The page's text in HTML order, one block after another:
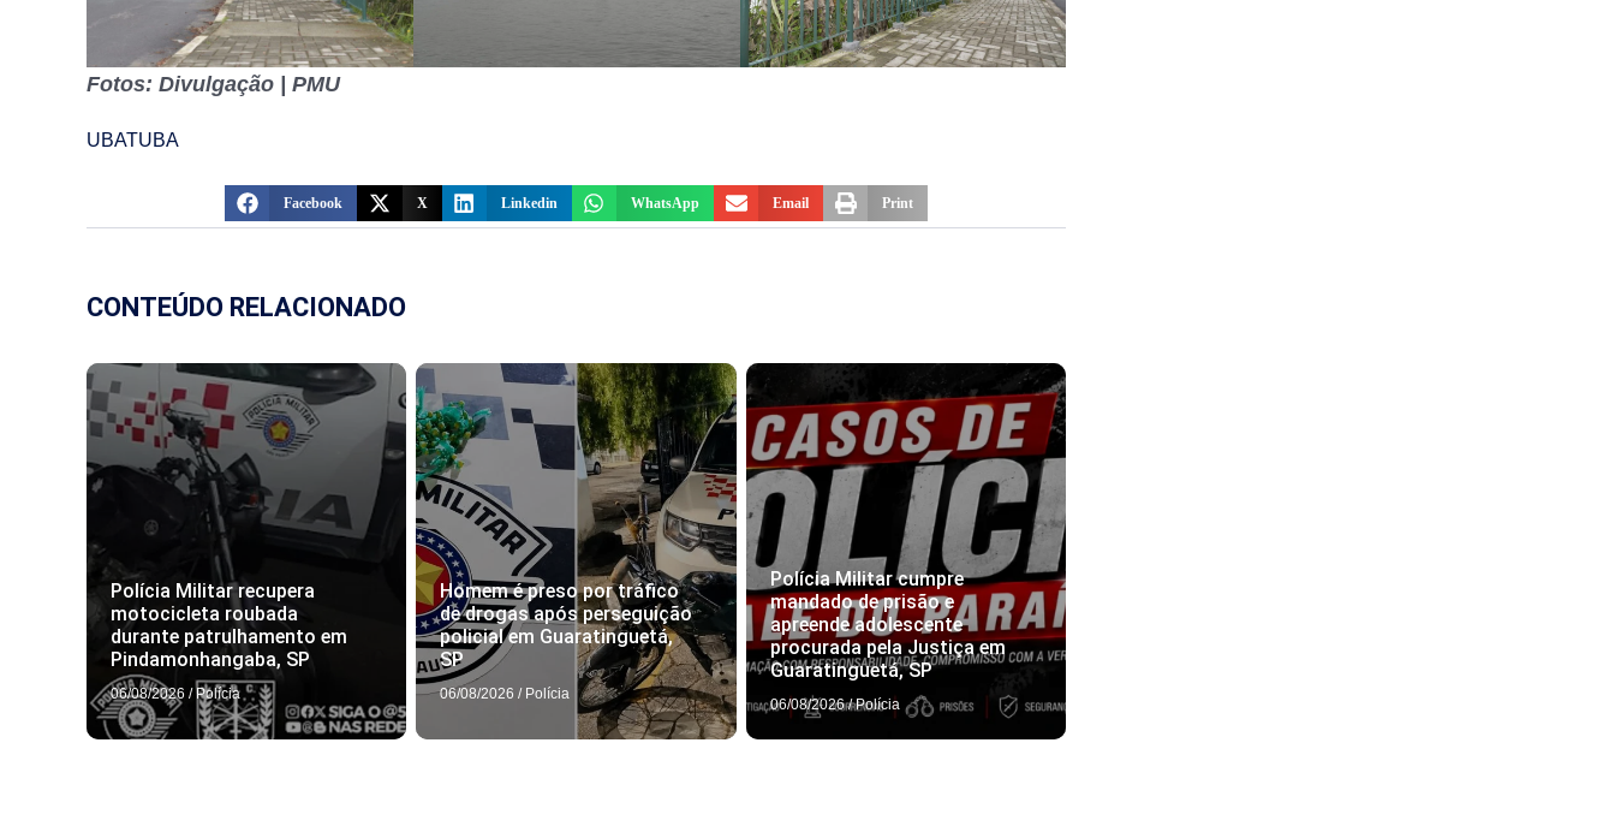
Fotos: Divulgação | PMU
UBATUBA
Facebook X Linkedin WhatsApp Email Print
CONTEÚDO RELACIONADO
Polícia Militar recupera
motocicleta roubada
durante patrulhamento em
Pindamonhangaba, SP
06/08/2026 / Polícia
Homem é preso por tráfico
de drogas após perseguição
policial em Guaratinguetá,
SP
06/08/2026 / Polícia
Polícia Militar cumpre
mandado de prisão e
apreende adolescente
procurada pela Justiça em
Guaratinguetá, SP
06/08/2026 / Polícia